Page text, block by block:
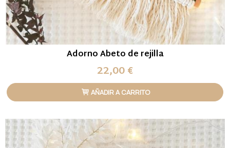
Adorno Abeto de rejilla
22,00 €
AÑADIR A CARRITO